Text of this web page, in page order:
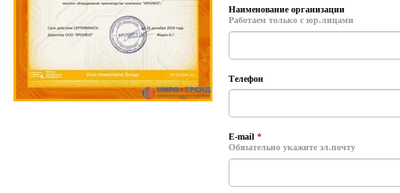
Наименование организации
Работаем только с юр.лицами
Телефон
E-mail*
Обязательно укажите эл.почту